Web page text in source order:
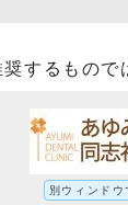
するもので
別ウィンドウ